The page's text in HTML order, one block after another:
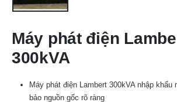
Máy phát điện
300kVA
Máy phát điện Lambert 300kVA nhập khẩu
bảo nguồn gốc rõ ràng